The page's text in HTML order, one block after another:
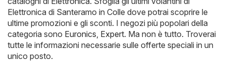
Elettronica di Santeramo in Colle dove potrai scoprire le
ultime promozioni e gli sconti. I negozi più popolari della
categoria sono Euronics, Expert. Ma non è tutto. Troverai
tutte le informazioni necessarie sulle offerte speciali in un
unico posto.